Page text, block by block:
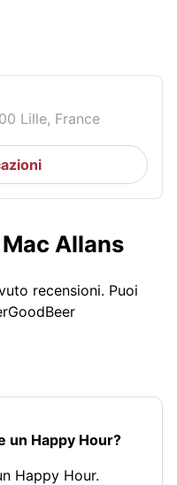
Lille, France
Allans
recensioni. Puoi
un Happy Hour?
Happy Hour.